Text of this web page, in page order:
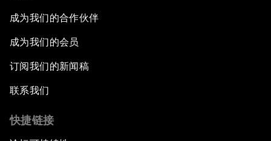
成为我们的合作伙伴
成为我们的会员
订阅我们的新闻稿
联系我们
快捷链接